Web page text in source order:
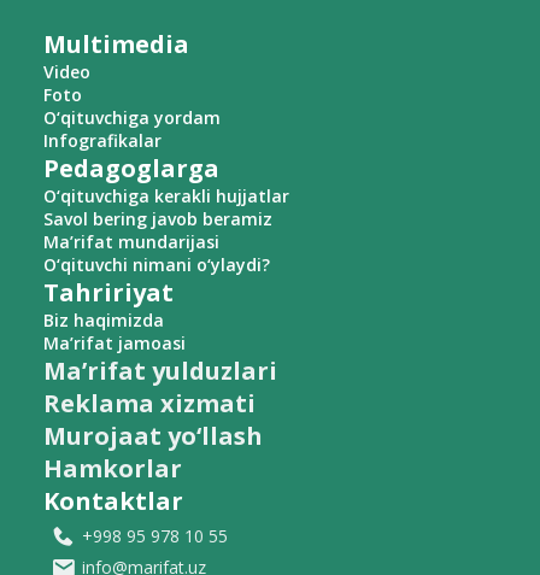
Multimedia
Video
Foto
O‘qituvchiga yordam
Infografikalar
Pedagoglarga
O‘qituvchiga kerakli hujjatlar
Savol bering javob beramiz
Ma’rifat mundarijasi
O‘qituvchi nimani o‘ylaydi?
Tahririyat
Biz haqimizda
Ma’rifat jamoasi
Ma’rifat yulduzlari
Reklama xizmati
Murojaat yo‘llash
Hamkorlar
Kontaktlar
+998 95 978 10 55
info@marifat.uz